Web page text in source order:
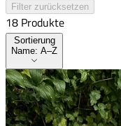
Filter zurücksetzen
18 Produkte
Sortierung
Sortierung
Name: A–Z